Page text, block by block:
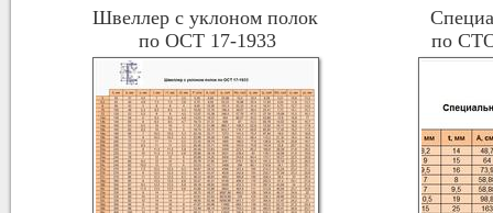
Швеллер с уклоном полок
по ОСТ 17-1933
по